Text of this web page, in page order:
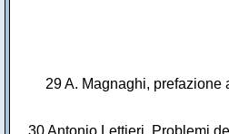
29 A. Magnaghi, prefazione
30 Antonio Lettieri, Problemi